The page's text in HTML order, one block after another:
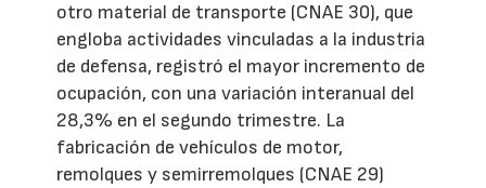
otro material de transporte (CNAE 30), que
engloba actividades vinculadas a la industria
de defensa, registró el mayor incremento de
ocupación, con una variación interanual del
28,3% en el segundo trimestre. La
fabricación de vehículos de motor,
remolques y semirremolques (CNAE 29)